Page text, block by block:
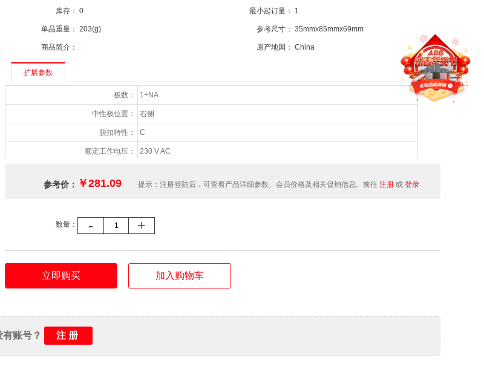
库存： 0 最小起订量： 1
单品重量： 203(g) 参考尺寸： 35mmx85mmx69mm
商品简介： 原产地国： China
扩展参数
极数： 1+NA
中性极位置： 右侧
脱扣特性： C
额定工作电压： 230 V AC
测试电路最大工作电压： 254 V AC
额定分断能力(Icn)： 6 kA
手柄颜色： 黑色
红色 ON / 绿色 OFF
延时特性： 瞬动
参考价： ￥281.09 提示：注册登陆后，可查看产品详细参数、会员价格及相关促销信息。前往 注册 或 登录
数量： - +
立即购买 加入购物车
有账号？ 注册